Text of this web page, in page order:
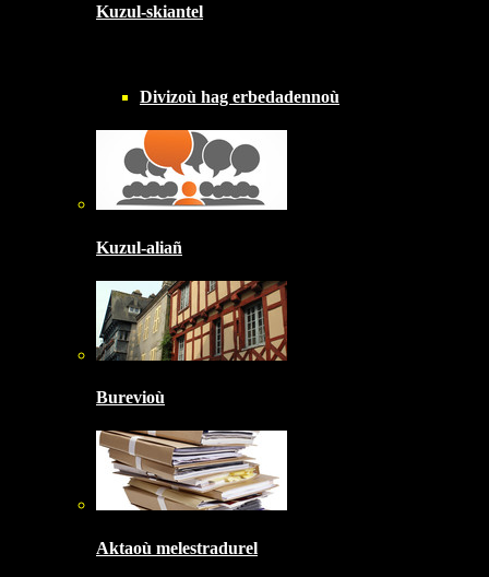
Kuzul-skiantel
Divizoù hag erbedadennoù
Kuzul-aliañ
Burevioù
Aktaoù melestradurel